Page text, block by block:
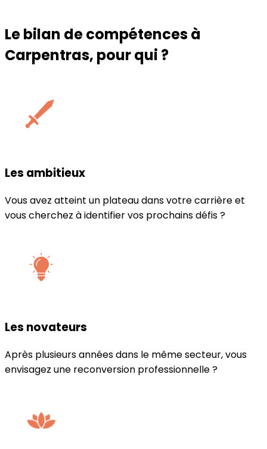
Le bilan de compétences à
Carpentras, pour qui ?
Les ambitieux
Vous avez atteint un plateau dans votre carrière et
vous cherchez à identifier vos prochains défis ?
Les novateurs
Après plusieurs années dans le même secteur, vous
envisagez une reconversion professionnelle ?